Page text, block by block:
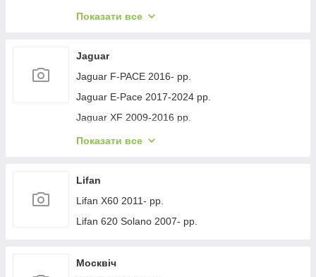
Geely MK Cross 2010-2016 рр.
GreatWall Haval F7 2018-2024 рр.
Показати все
Jaguar
Jaguar F-PACE 2016- рр.
Jaguar E-Pace 2017-2024 рр.
Jaguar XF 2009-2016 рр.
Jaguar XF 2016- рр.
Jaguar XJ 2010-хв.
Показати все
Lifan
Lifan X60 2011- рр.
Lifan 620 Solano 2007- рр.
Москвіч